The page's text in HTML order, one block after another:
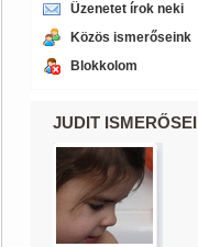
Üzenetet írok neki
Közös ismerőseink
Blokkolom
JUDIT ISMERŐSEI